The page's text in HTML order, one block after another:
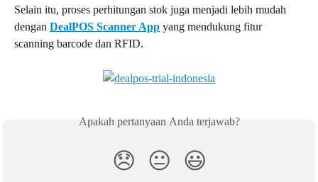
Selain itu, proses perhitungan stok juga menjadi lebih mudah
dengan DealPOS Scanner App yang mendukung fitur
scanning barcode dan RFID.
Apakah pertanyaan Anda terjawab?
😞 😐 😃